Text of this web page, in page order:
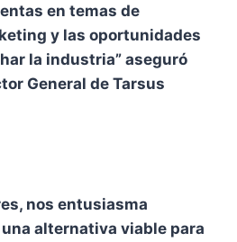
en temas de
y las oportunidades
la industria” aseguró
General de Tarsus
nos entusiasma
alternativa viable para